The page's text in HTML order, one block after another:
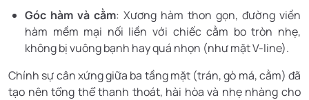
Góc hàm và cằm: Xương hàm thon gọn, đường viền
hàm mềm mại nối liền với chiếc cằm bo tròn nhẹ,
không bị vuông bạnh hay quá nhọn (như mặt V-line).
Chính sự cân xứng giữa ba tầng mặt (trán, gò má, cằm) đã
tạo nên tổng thể thanh thoát, hài hòa và nhẹ nhàng cho